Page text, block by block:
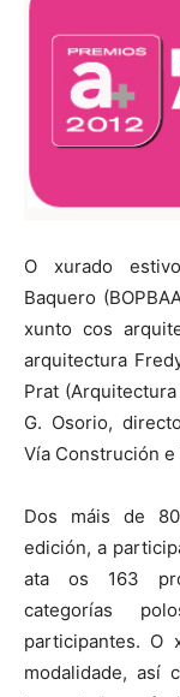
O xurado
Baquero
xunto cos
arquitectura
Prat
G. Osorio,
Vía Construción
Dos máis de
edición, a
ata os 163
categorías
participantes. O
modalidade, así